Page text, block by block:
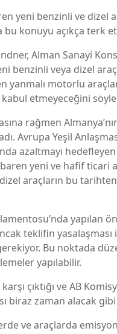
yeni benzinli ve dizel
bu konuyu açıkça terk
Alman Sanayi
benzinli veya dizel araç
yanmalı motorlu
etmeyeceğini
rağmen
Avrupa Yeşil
azaltmayı
yeni ve hafif
araçların bu
yapılan
teklifin yasalaşması
Bu noktada
yapılabilir.
çıktığı ve AB
biraz zaman alacak
ve araçlarda